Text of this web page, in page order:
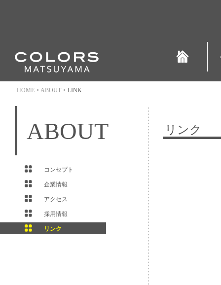
ABOUT
HOME > ABOUT > LINK
企業情報
コンセプト
アクセス
採用情報
リンク
リンク